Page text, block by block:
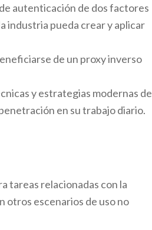
autenticación de dos factores
industria pueda crear y aplicar
de un proxy inverso
y estrategias modernas de
en su trabajo diario.
tareas relacionadas con la
otros escenarios de uso no